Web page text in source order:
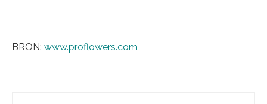
BRON: www.proflowers.com